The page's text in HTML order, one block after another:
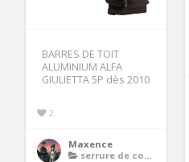
BARRES DE TOIT
ALUMINIUM ALFA
GIULIETTA 5P dès 2010
2
Maxence
serrure de coffre de toit